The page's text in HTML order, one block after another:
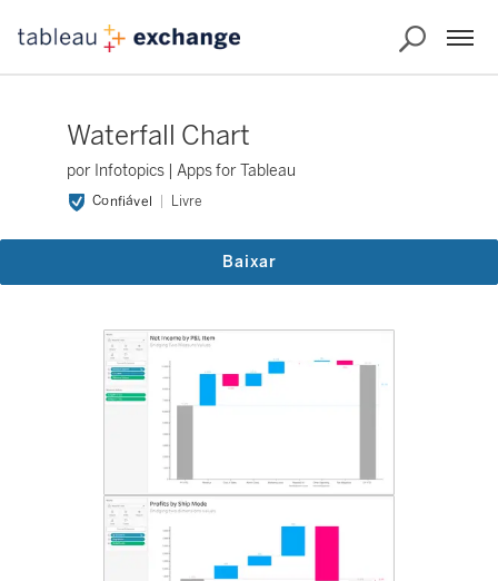
Waterfall Chart
por Infotopics | Apps for Tableau
Confiável Livre
Baixar